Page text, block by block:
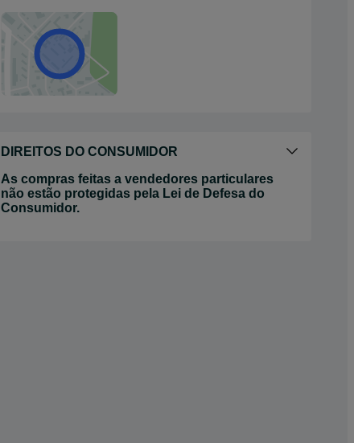
DIREITOS DO CONSUMIDOR
As compras feitas a vendedores particulares
não estão protegidas pela Lei de Defesa do
Consumidor.